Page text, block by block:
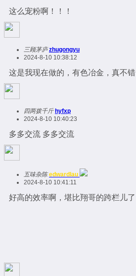
这么宠粉啊！！！
三顾茅庐 zhugongyu
2024-8-10 10:38:12
这是我现在做的，有色冶金，真不错
四两拨千斤 hyfxp
2024-8-10 10:40:23
多多交流 多多交流
五味杂陈 edwardlau
2024-8-10 10:41:11
好高的效率啊，堪比翔哥的跨栏儿了